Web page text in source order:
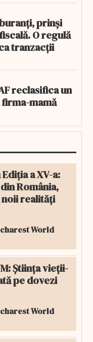
prinși
O regulă
tranzacții
reclasifica un
mamă
a XV-a:
România,
realități
World
Știința vieții-
pe dovezi
World